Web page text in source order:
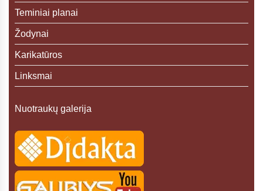
Teminiai planai
Žodynai
Karikatūros
Linksmai
Nuotraukų galerija